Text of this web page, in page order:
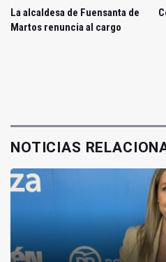
La alcaldesa de Fuensanta de
Martos renuncia al cargo
NOTICIAS